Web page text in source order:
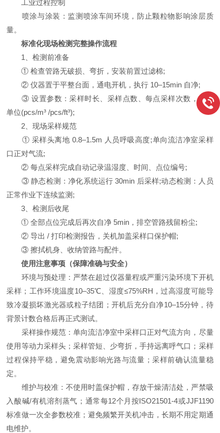
工业过程控制
喷涂与涂装：监测喷涂车间环境，防止颗粒物影响涂层质
量。
标准化现场检测完整操作流程
1、检测前准备
① 检查管路无破损、弯折，安装前置过滤棉;
② 仪器置于平整台面，通电开机，执行 10–15min 自净;
③ 设置参数：采样时长、采样点数、每点采样次数，切换
单位(pcs/m³ /pcs/ft³);
2、现场采样规范
① 采样头离地 0.8–1.5m 人员呼吸高度;单向流洁净室采样
口正对气流;
② 每点采样完成自动记录温湿度、时间、点位编号;
③ 静态检测：净化系统运行 30min 后采样;动态检测：人员
正常作业下连续监测;
3、检测后收尾
① 全部点位完成后再次自净 5min，排空管路残留粉尘;
② 导出 / 打印检测报告，关机加盖采样口保护帽;
③ 擦拭机身、收纳管路与配件。
使用注意事项（保障准确与安全）
环境与预处理：严禁在超过仪器量程或严重污染环境下开机
采样；工作环境温度10–35℃、湿度≤75%RH，过高湿度可能导
致冷凝损坏激光器或粒子结团；开机后充分自净10–15分钟，待
背景计数合格后再正式测试。
采样操作规范：单向流洁净室中采样口正对气流方向，尽量
使用等动力采样头；采样管短、少弯折，手持远离呼气口；采样
过程保持平稳，避免震动影响光路与流量；采样前确认流量稳
定。
维护与校准：不使用时盖保护帽，存放干燥清洁处，严禁吸
入酸碱/有机溶剂蒸气；通常每12个月按ISO21501-4或JJF1190
标准做一次全参数校准；避免频繁开关机冲击，长期不用定期通
电维护。